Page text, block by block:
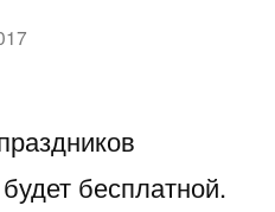
бесплатной.